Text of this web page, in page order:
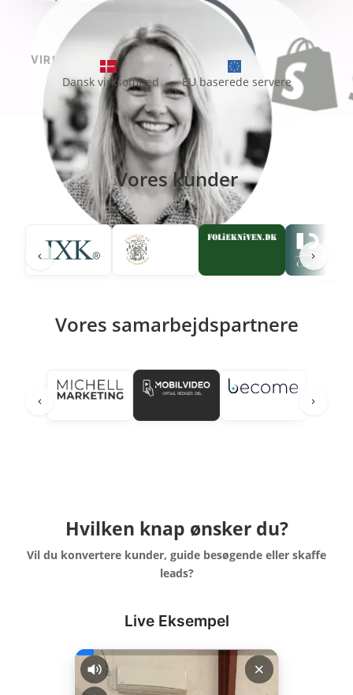
Hej! Har du et spørgsmål? 👋
Dansk virksomhed
•
EU baserede servere
Vores kunder
Vores samarbejdspartnere
Hvilken knap ønsker du?
Vil du konvertere kunder, guide besøgende eller skaffe
leads?
Live Eksempel
S
Chat med Support